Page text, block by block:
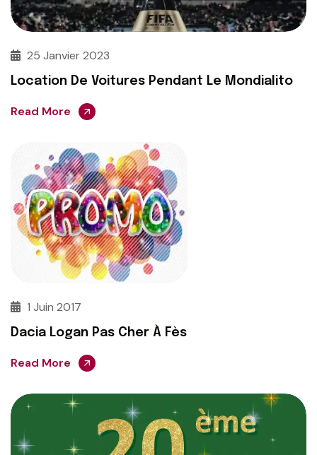
25 Janvier 2023
Location De Voitures Pendant Le Mondialito
Read More
1 Juin 2017
Dacia Logan Pas Cher À Fès
Read More